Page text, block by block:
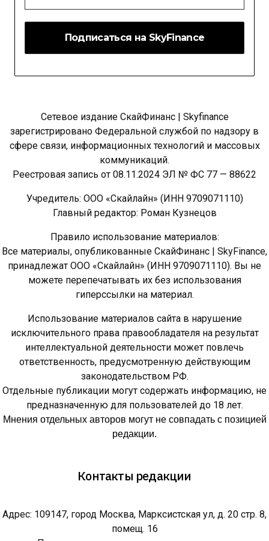
Сетевое издание СкайФинанс | Skyfinance
зарегистрировано Федеральной службой по надзору в
сфере связи, информационных технологий и массовых
коммуникаций.
Реестровая запись от 08.11.2024 ЭЛ № ФС 77 — 88622
Учредитель: ООО «Скайлайн» (ИНН 9709071110)
Главный редактор: Роман Кузнецов
Правило использование материалов:
Все материалы, опубликованные СкайФинанс | SkyFinance,
принадлежат ООО «Скайлайн» (ИНН 9709071110). Вы не
можете перепечатывать их без использования
гиперссылки на материал.
Использование материалов сайта в нарушение
исключительного права правообладателя на результат
интеллектуальной деятельности может повлечь
ответственность, предусмотренную действующим
законодательством РФ.
Отдельные публикации могут содержать информацию, не
предназначенную для пользователей до 18 лет.
Мнения отдельных авторов могут не совпадать с позицией
редакции.
Контакты редакции
Адрес: 109147, город Москва, Марксистская ул, д. 20 стр. 8,
помещ. 16